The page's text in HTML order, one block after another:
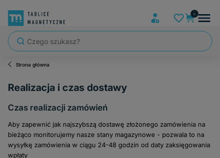
Strona główna
Realizacja i czas dostawy
Czas realizacji zamówień
Aby zapewnić jak najszybszą dostawę złożonego zamówienia na
bieżąco monitorujemy nasze stany magazynowe - pozwala to na
wysyłkę zamówienia w ciągu 24-48 godzin od daty zaksięgowania
wpłaty